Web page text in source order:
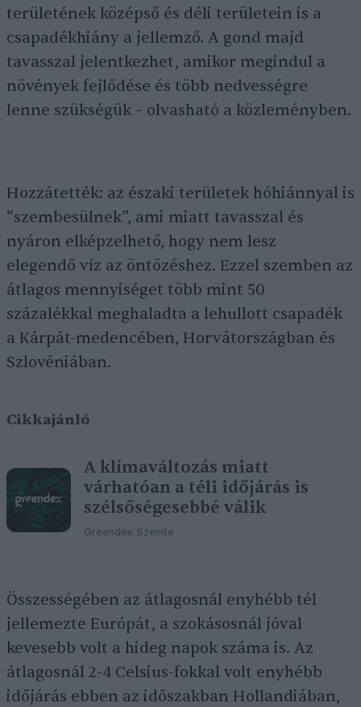
területének középső és déli területein is a
csapadékhiány a jellemző. A gond majd
tavasszal jelentkezhet, amikor megindul a
növények fejlődése és több nedvességre
lenne szükségük – olvasható a közleményben.
Hozzátették: az északi területek hóhiánnyal is
“szembesülnek”, ami miatt tavasszal és
nyáron elképzelhető, hogy nem lesz
elegendő víz az öntözéshez. Ezzel szemben az
átlagos mennyiséget több mint 50
százalékkal meghaladta a lehullott csapadék
a Kárpát-medencében, Horvátországban és
Szlovéniában.
Cikkajánló
A klímaváltozás miatt
várhatóan a téli időjárás is
szélsőségesebbé válik
Greendex Szemle
Összességében az átlagosnál enyhébb tél
jellemezte Európát, a szokásosnál jóval
kevesebb volt a hideg napok száma is. Az
átlagosnál 2-4 Celsius-fokkal volt enyhébb
időjárás ebben az időszakban Hollandiában,